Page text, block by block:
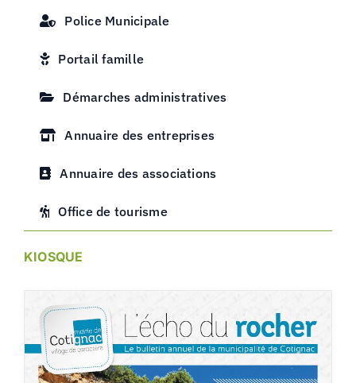
Police Municipale
Portail famille
Démarches administratives
Annuaire des entreprises
Annuaire des associations
Office de tourisme
KIOSQUE